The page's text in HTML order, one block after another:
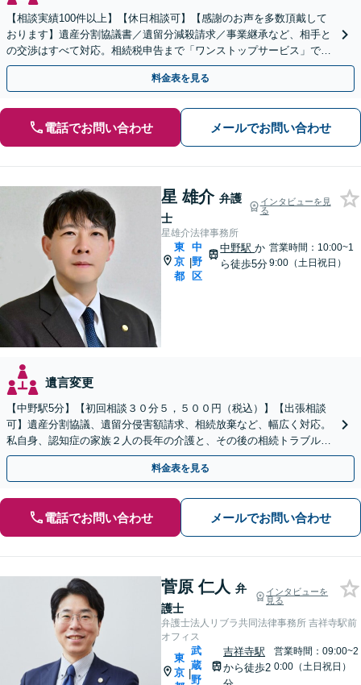
【相談実績100件以上】【休日相談可】【感謝のお声を多数頂戴して
おります】遺産分割協議書／遺留分減殺請求／事業継承など、相手と
の交渉はすべて対応。相続税申告まで「ワンストップサービス」で提
供。今後の紛争リスクも視野に入れて、ご相談ください。
料金表を見る
電話でお問い合わせ メールでお問い合わせ
星 雄介 弁護
士
インタビューを見
る
星雄介法律事務所
東
京
都
|
中
野
区
中野駅か
ら徒歩5分
営業時間：10:00~1
9:00（土日祝日）
遺言変更
【中野駅5分】【初回相談３０分５，５００円（税込）】【出張相談
可】遺産分割協議、遺留分侵害額請求、相続放棄など、幅広く対応。
私自身、認知症の家族２人の長年の介護と、その後の相続トラブルを
経験しておりますので、まずは一度ご相談ください。
料金表を見る
電話でお問い合わせ メールでお問い合わせ
菅原 仁人 弁
護士
インタビューを
見る
弁護士法人リブラ共同法律事務所 吉祥寺駅前
オフィス
東
京 |
武
蔵
野
吉祥寺駅
から徒歩2
営業時間：09:00~2
0:00（土日祝日）